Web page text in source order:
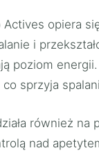
Actives opiera
i
poziom
sprzyja
również
nad